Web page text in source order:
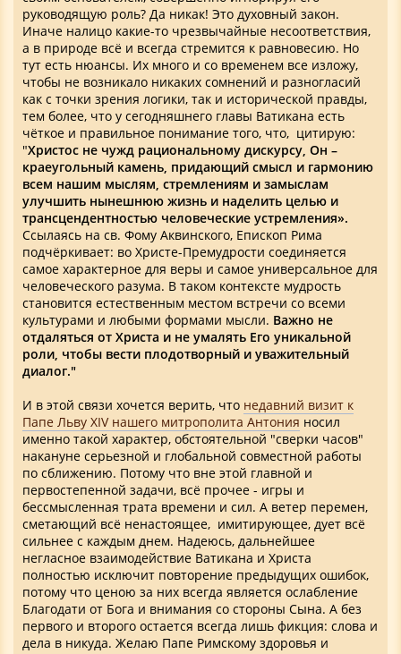
руководящую роль? Да никак! Это духовный закон.
Иначе налицо какие-то чрезвычайные несоответствия,
а в природе всё и всегда стремится к равновесию. Но
тут есть нюансы. Их много и со временем все изложу,
чтобы не возникало никаких сомнений и разногласий
как с точки зрения логики, так и исторической правды,
тем более, что у сегодняшнего главы Ватикана есть
чёткое и правильное понимание того, что, цитирую:
"Христос не чужд рациональному дискурсу, Он –
краеугольный камень, придающий смысл и гармонию
всем нашим мыслям, стремлениям и замыслам
улучшить нынешнюю жизнь и наделить целью и
трансцендентностью человеческие устремления».
Ссылаясь на св. Фому Аквинского, Епископ Рима
подчёркивает: во Христе-Премудрости соединяется
самое характерное для веры и самое универсальное для
человеческого разума. В таком контексте мудрость
становится естественным местом встречи со всеми
культурами и любыми формами мысли. Важно не
отдаляться от Христа и не умалять Его уникальной
роли, чтобы вести плодотворный и уважительный
диалог."
И в этой связи хочется верить, что недавний визит к
Папе Льву XIV нашего митрополита Антония носил
именно такой характер, обстоятельной "сверки часов"
накануне серьезной и глобальной совместной работы
по сближению. Потому что вне этой главной и
первостепенной задачи, всё прочее - игры и
бессмысленная трата времени и сил. А ветер перемен,
сметающий всё ненастоящее, имитирующее, дует всё
сильнее с каждым днем. Надеюсь, дальнейшее
негласное взаимодействие Ватикана и Христа
полностью исключит повторение предыдущих ошибок,
потому что ценою за них всегда является ослабление
Благодати от Бога и внимания со стороны Сына. А без
первого и второго остается всегда лишь фикция: слова и
дела в никуда. Желаю Папе Римскому здоровья и